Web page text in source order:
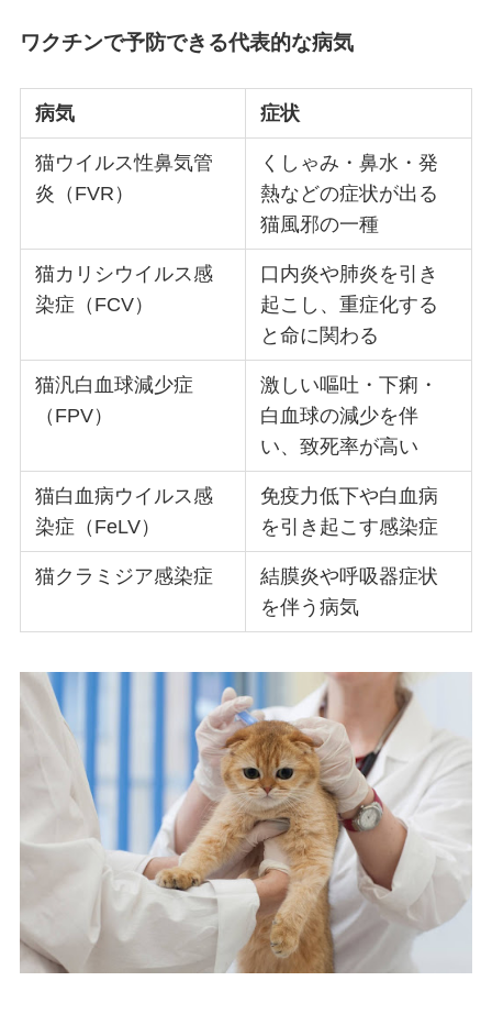
ワクチンで予防できる代表的な病気
病気 症状
猫ウイルス性鼻気管
炎（FVR）
くしゃみ・鼻水・発
熱などの症状が出る
猫風邪の一種
猫カリシウイルス感
染症（FCV）
口内炎や肺炎を引き
起こし、重症化する
と命に関わる
猫汎白血球減少症
（FPV）
激しい嘔吐・下痢・
白血球の減少を伴
い、致死率が高い
猫白血病ウイルス感
染症（FeLV）
免疫力低下や白血病
を引き起こす感染症
猫クラミジア感染症
結膜炎や呼吸器症状
を伴う病気